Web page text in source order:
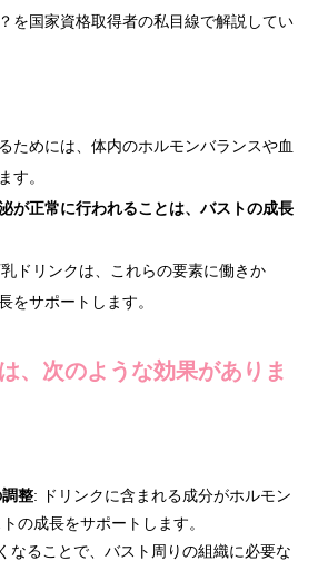
を国家資格取得者の私目線で解説してい
ためには、体内のホルモンバランスや血
す。
が正常に行われることは、バストの成長
ドリンクは、これらの要素に働きか
をサポートします。
、次のような効果がありま
整: ドリンクに含まれる成分がホルモン
の成長をサポートします。
なることで、バスト周りの組織に必要な